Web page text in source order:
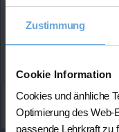
Zustimmung
Cookie Information
Cookies und änhliche
Optimierung des Web-
passende Lehrkraft zu